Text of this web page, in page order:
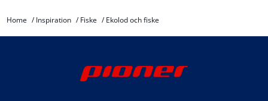
Home /Inspiration /Fiske /Ekolod och fiske